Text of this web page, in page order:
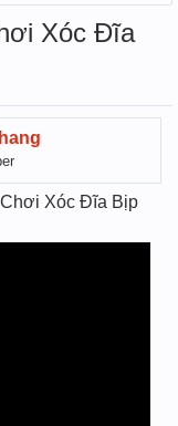
Xóc Đĩa
Xóc Đĩa Bịp